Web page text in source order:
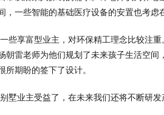
，一些智能的基础医疗设备的安置也考虑
些享富型业主，对环保精工理念比较注
朝雷老师为他们规划了未来孩子生活空
期盼的签下了设计。
墅业主受益了，在未来我们还将不断研发